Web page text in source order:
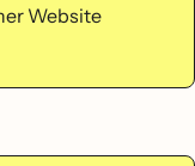
Website